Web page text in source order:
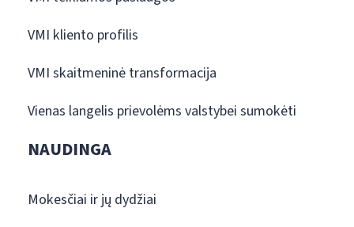
VMI kliento profilis
VMI skaitmeninė transformacija
Vienas langelis prievolėms valstybei sumokėti
NAUDINGA
Mokesčiai ir jų dydžiai